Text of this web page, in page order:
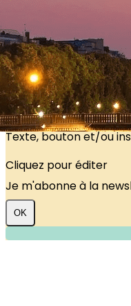
?>
Images de la page
Cliquez pour éditer
Texte, bouton et/ou
Cliquez pour éditer
Je m'abonne à la
OK